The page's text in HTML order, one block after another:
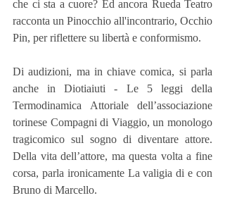
che ci sta a cuore? Ed ancora Rueda Teatro
racconta un Pinocchio all'incontrario, Occhio
Pin, per riflettere su libertà e conformismo.
Di audizioni, ma in chiave comica, si parla
anche in Diotiaiuti - Le 5 leggi della
Termodinamica Attoriale dell’associazione
torinese Compagni di Viaggio, un monologo
tragicomico sul sogno di diventare attore.
Della vita dell’attore, ma questa volta a fine
corsa, parla ironicamente La valigia di e con
Bruno di Marcello.